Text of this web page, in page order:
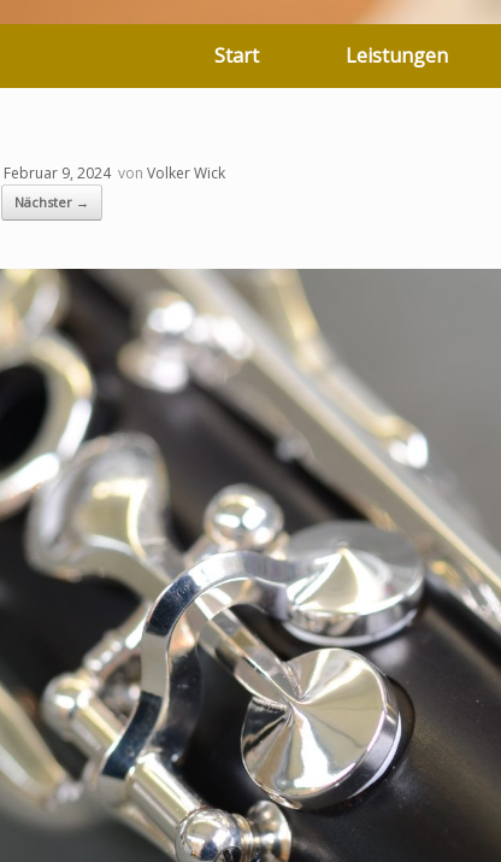
Start Leistungen
Februar 9, 2024 von Volker Wick
Nächster →